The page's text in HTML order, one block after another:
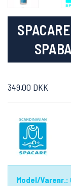
349,00 DKK
Model/Varenr.: